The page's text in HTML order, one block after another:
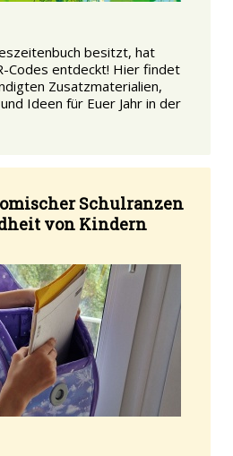
besitzt, hat
Codes entdeckt! Hier findet
Zusatzmaterialien,
Ideen für Euer Jahr in der
Schulranzen
von Kindern